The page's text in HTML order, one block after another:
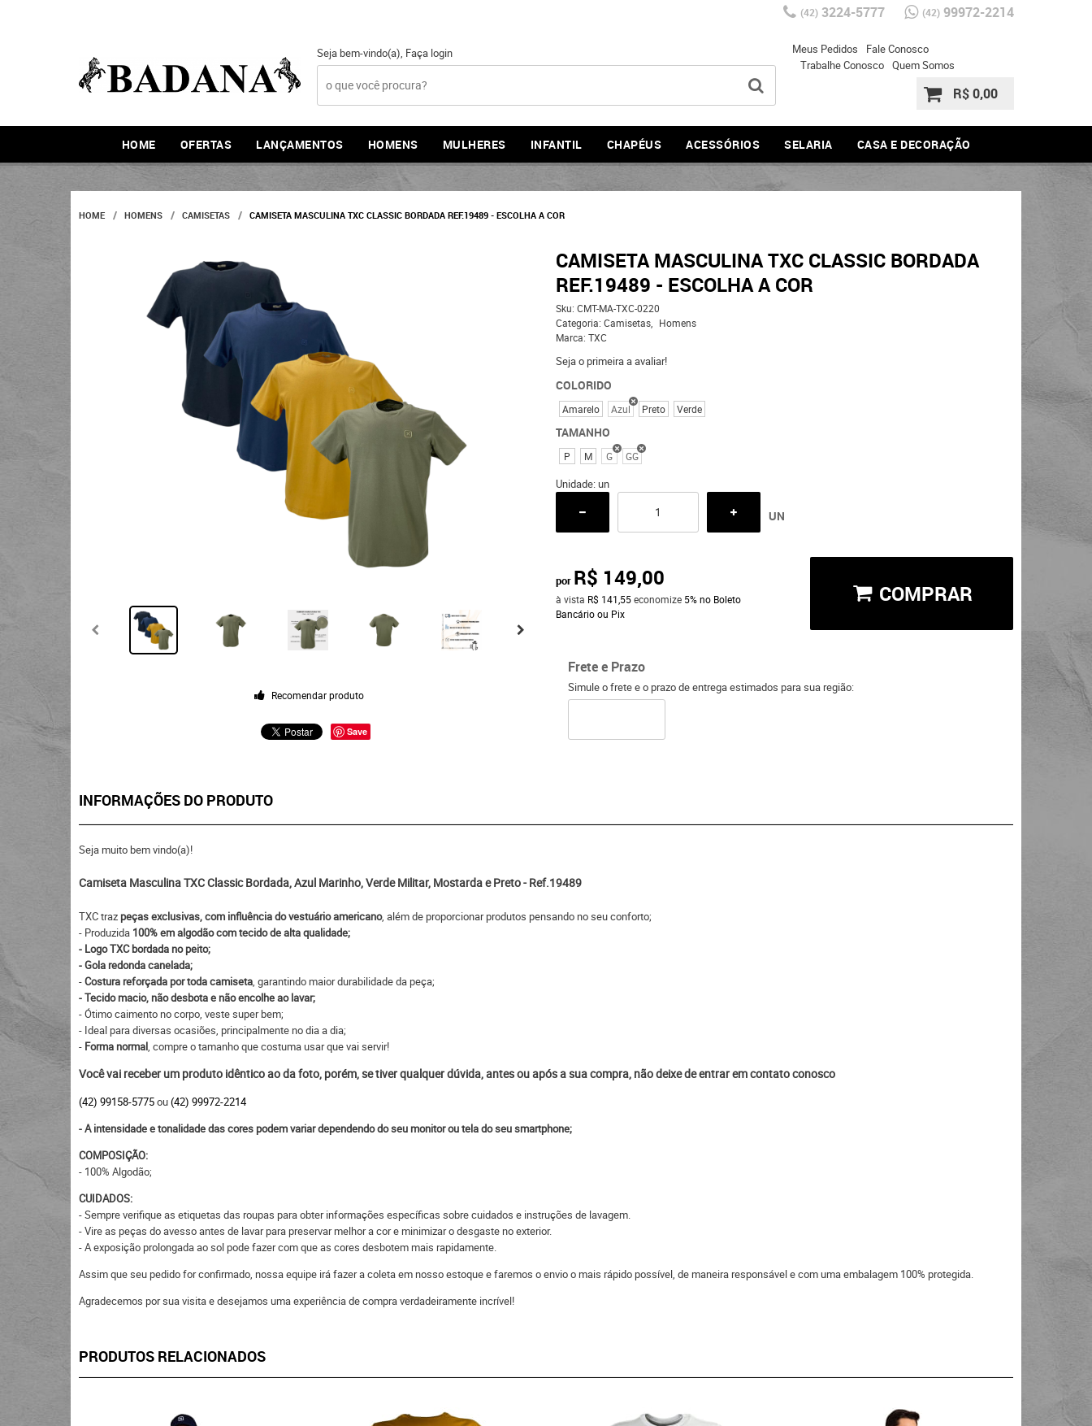
(42)3224-5777 (42)99972-2214
Seja bem-vindo(a), Faça login Meus Pedidos
Fale Conosco
Trabalhe Conosco Quem Somos
R$ 0,00
HOME OFERTAS LANÇAMENTOS HOMENS MULHERES INFANTIL CHAPÉUS ACESSÓRIOS SELARIA CASA E DECORAÇÃO
HOME HOMENS CAMISETAS CAMISETA MASCULINA TXC CLASSIC BORDADA REF.19489 - ESCOLHA A COR
Recomendar produto
Save
CAMISETA MASCULINA TXC CLASSIC BORDADA
REF.19489 - ESCOLHA A COR
Sku: CMT-MA-TXC-0220
Categoria: Camisetas
Homens
Marca: TXC
Seja o primeira a avaliar!
COLORIDO
Amarelo Azul Preto Verde
TAMANHO
P M G GG
Unidade: un
UN
por R$ 149,00
à vista R$ 141,55economize 5% no Boleto
Bancário ou Pix
COMPRAR
Frete e Prazo
Simule o frete e o prazo de entrega estimados para sua região:
INFORMAÇÕES DO PRODUTO
Seja muito bem vindo(a)!
Camiseta Masculina TXC Classic Bordada, Azul Marinho, Verde Militar, Mostarda e Preto - Ref.19489
TXC traz peças exclusivas, com influência do vestuário americano, além de proporcionar produtos pensando no seu conforto;
- Produzida 100% em algodão com tecido de alta qualidade;
- Logo TXC bordada no peito;
- Gola redonda canelada;
-Costura reforçada por toda camiseta, garantindo maior durabilidade da peça;
- Tecido macio, não desbota e não encolhe ao lavar;
- Ótimo caimento no corpo, veste super bem;
- Ideal para diversas ocasiões, principalmente no dia a dia;
- Forma normal, compre o tamanho que costuma usar que vai servir!
Você vai receber um produto idêntico ao da foto, porém, se tiver qualquer dúvida, antes ou após a sua compra, não deixe de entrar em contato conosco
(42) 99158-5775ou(42) 99972-2214
- A intensidade e tonalidade das cores podem variar dependendo do seu monitor ou tela do seu smartphone;
COMPOSIÇÃO:
- 100% Algodão;
CUIDADOS:
- Sempre verifique as etiquetas das roupas para obter informações específicas sobre cuidados e instruções de lavagem.
- Vire as peças do avesso antes de lavar para preservar melhor a cor e minimizar o desgaste no exterior.
- A exposição prolongada ao sol pode fazer com que as cores desbotem mais rapidamente.
Assim que seu pedido for confirmado, nossa equipe irá fazer a coleta em nosso estoque e faremos o envio o mais rápido possível, de maneira responsável e com uma embalagem 100% protegida.
Agradecemos por sua visita e desejamos uma experiência de compra verdadeiramente incrível!
PRODUTOS RELACIONADOS